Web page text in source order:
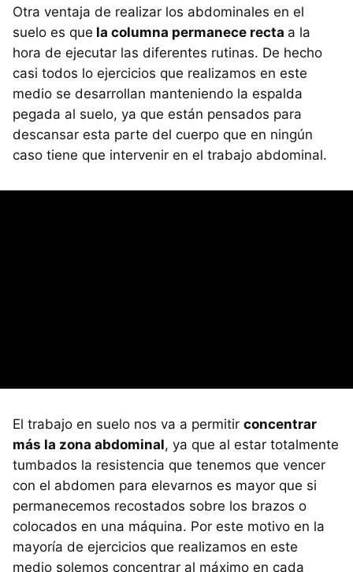
Otra ventaja de realizar los abdominales en el
suelo es que la columna permanece recta a la
hora de ejecutar las diferentes rutinas. De hecho
casi todos lo ejercicios que realizamos en este
medio se desarrollan manteniendo la espalda
pegada al suelo, ya que están pensados para
descansar esta parte del cuerpo que en ningún
caso tiene que intervenir en el trabajo abdominal.
El trabajo en suelo nos va a permitir concentrar
más la zona abdominal, ya que al estar totalmente
tumbados la resistencia que tenemos que vencer
con el abdomen para elevarnos es mayor que si
permanecemos recostados sobre los brazos o
colocados en una máquina. Por este motivo en la
mayoría de ejercicios que realizamos en este
medio solemos concentrar al máximo en cada